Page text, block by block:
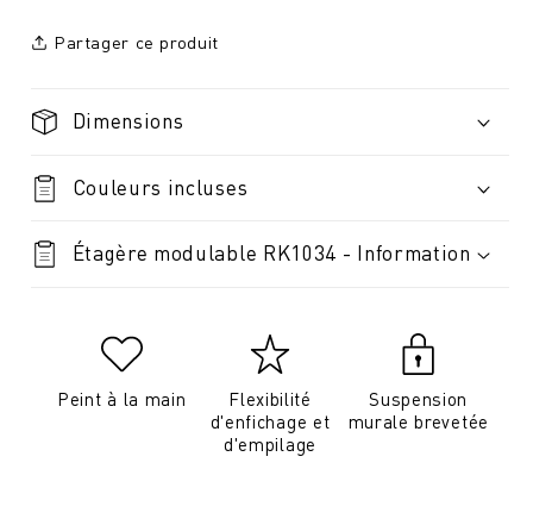
Partager ce produit
Dimensions
Couleurs incluses
Étagère modulable RK1034 - Information
Peint à la main
Flexibilité
d'enfichage et
d'empilage
Suspension
murale brevetée